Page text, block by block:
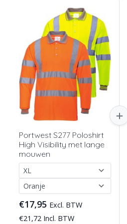
Portwest S277 Poloshirt
High Visibility met lange
mouwen
€17,95 Excl. BTW
€21,72 Incl. BTW